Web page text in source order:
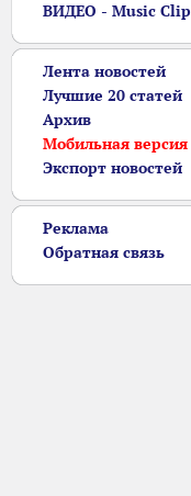
ВИДЕО - Music Clip
Лента новостей
Лучшие 20 статей
Архив
Мобильная версия
Экспорт новостей
Реклама
Обратная связь